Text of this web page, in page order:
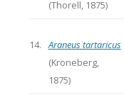
(Thorell, 1875)
14. Araneus tartaricus
(Kroneberg,
1875)